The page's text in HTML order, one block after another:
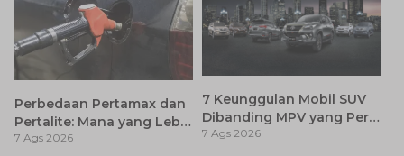
Perbedaan Pertamax dan
Pertalite: Mana yang Lebih
Baik untuk Mobil Toyota
7 Ags 2026
7 Keunggulan Mobil SUV
Dibanding MPV yang Perlu
Anda Ketahui
7 Ags 2026